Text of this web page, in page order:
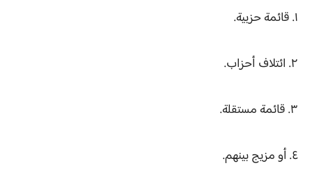
١. قائمة حزبية.
٢. ائتلاف أحزاب.
٣. قائمة مستقلة.
٤. أو مزيج بينهم.